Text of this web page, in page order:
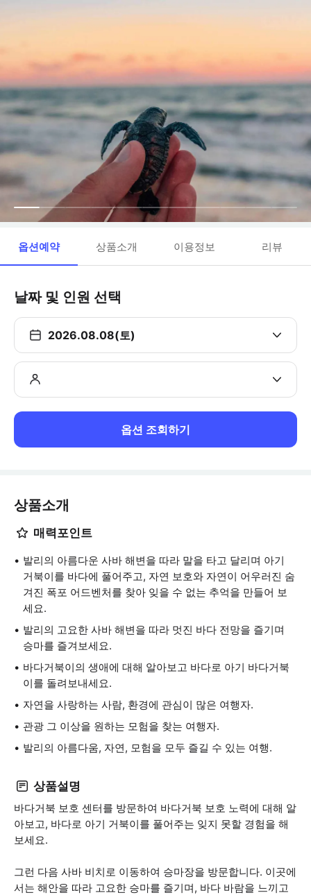
옵션예약 상품소개 이용정보 리뷰
날짜 및 인원 선택
2026.08.08(토)
옵션 조회하기
상품소개
매력포인트
발리의 아름다운 사바 해변을 따라 말을 타고 달리며 아기
거북이를 바다에 풀어주고, 자연 보호와 자연이 어우러진 숨
겨진 폭포 어드벤처를 찾아 잊을 수 없는 추억을 만들어 보
세요.
발리의 고요한 사바 해변을 따라 멋진 바다 전망을 즐기며
승마를 즐겨보세요.
바다거북이의 생애에 대해 알아보고 바다로 아기 바다거북
이를 돌려보내세요.
자연을 사랑하는 사람, 환경에 관심이 많은 여행자.
관광 그 이상을 원하는 모험을 찾는 여행자.
발리의 아름다움, 자연, 모험을 모두 즐길 수 있는 여행.
상품설명
바다거북 보호 센터를 방문하여 바다거북 보호 노력에 대해 알
아보고, 바다로 아기 거북이를 풀어주는 잊지 못할 경험을 해
보세요.
그런 다음 사바 비치로 이동하여 승마장을 방문합니다. 이곳에
서는 해안을 따라 고요한 승마를 즐기며, 바다 바람을 느끼고